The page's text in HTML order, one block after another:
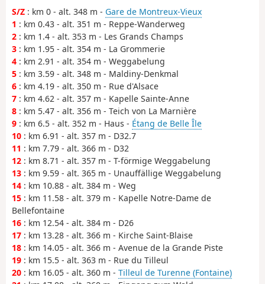
S/Z : km 0 - alt. 348 m - Gare de Montreux-Vieux
1 : km 0.43 - alt. 351 m - Reppe-Wanderweg
2 : km 1.4 - alt. 353 m - Les Grands Champs
3 : km 1.95 - alt. 354 m - La Grommerie
4 : km 2.91 - alt. 354 m - Weggabelung
5 : km 3.59 - alt. 348 m - Maldiny-Denkmal
6 : km 4.19 - alt. 350 m - Rue d'Alsace
7 : km 4.62 - alt. 357 m - Kapelle Sainte-Anne
8 : km 5.47 - alt. 356 m - Teich von La Marnière
9 : km 6.5 - alt. 352 m - Haus - Étang de Belle Île
10 : km 6.91 - alt. 357 m - D32.7
11 : km 7.79 - alt. 366 m - D32
12 : km 8.71 - alt. 357 m - T-förmige Weggabelung
13 : km 9.59 - alt. 365 m - Unauffällige Weggabelung
14 : km 10.88 - alt. 384 m - Weg
15 : km 11.58 - alt. 379 m - Kapelle Notre-Dame de
Bellefontaine
16 : km 12.54 - alt. 384 m - D26
17 : km 13.28 - alt. 366 m - Kirche Saint-Blaise
18 : km 14.05 - alt. 366 m - Avenue de la Grande Piste
19 : km 15.5 - alt. 363 m - Rue du Tilleul
20 : km 16.05 - alt. 360 m - Tilleul de Turenne (Fontaine)